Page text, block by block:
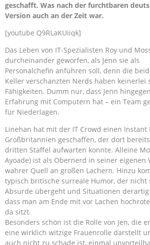
geschafft. Was nach der furchtbaren
Version auch an der Zeit war.
[youtube Q9RLaKUiiqk]
Das Leben von IT-Spezialisten Roy und
durcheinander geworfen, als Jenn sie als
Personalchefin anführen soll, denn die
Keller verschanzten Nerds haben keinerlei
Fähigkeiten. Dumm nur, dass Jenn
Erfahrung mit Computern hat – ein Team
für Niederlagen.
Linehan hat mit der IT Crowd einen Instant
Großbritannien geschaffen, der dort
dritten Staffel aufwarten konnte. Alleine
Ayoade) ist als Obernerd in seiner eigenen
wahrer Quell an großen Lachern. Hinzu
typisch britische surreale Humor, der nicht
Absurde übergeht und Situationen
dass man am Ende mit vor Lachen
da sitzt.
Besonders schön ist die Rolle von Jen, die
eine wirklich witzige Frauenrolle darstellt
auch nicht zu schade ist, einmal